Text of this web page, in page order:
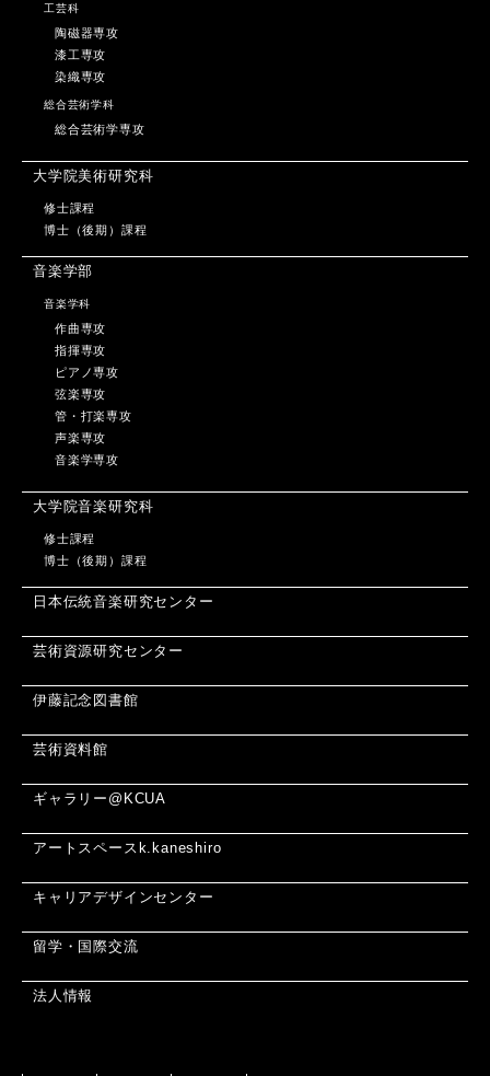
工芸科
陶磁器専攻
漆工専攻
染織専攻
総合芸術学科
総合芸術学専攻
大学院美術研究科
修士課程
博士（後期）課程
音楽学部
音楽学科
作曲専攻
指揮専攻
ピアノ専攻
弦楽専攻
管・打楽専攻
声楽専攻
音楽学専攻
大学院音楽研究科
修士課程
博士（後期）課程
日本伝統音楽研究センター
芸術資源研究センター
伊藤記念図書館
芸術資料館
ギャラリー@KCUA
アートスペースk.kaneshiro
キャリアデザインセンター
留学・国際交流
法人情報